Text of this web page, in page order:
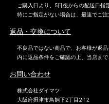
ご購入日より、5日後からの配送日指
特にご指定がない場合は、最速でご
返品・交換について
不良品ではない商品で、お客様が返
内に返品条件をご確認の上、当店まで
お問い合わせ
株式会社ダイマツ
大阪府摂津市鳥飼下2丁目2-12